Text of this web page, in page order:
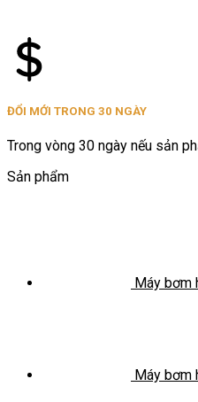
ĐỔI MỚI TRONG 30 NGÀY
Trong vòng 30 ngày nếu sản
Sản phẩm
Máy bơm
Máy bơm